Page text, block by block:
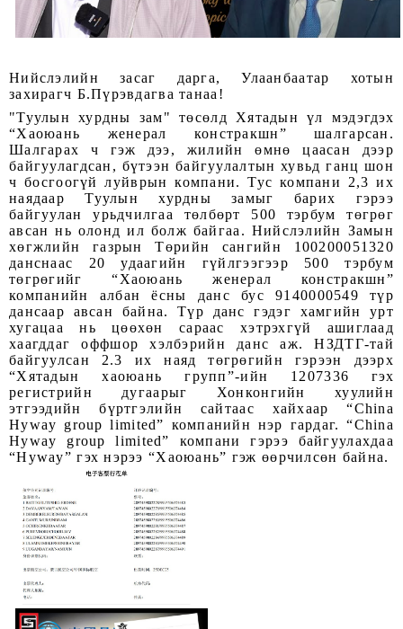
Нийслэлийн засаг дарга, Улаанбаатар хотын
захирагч Б.Пүрэвдагва танаа!
"Туулын хурдны зам" төсөлд Хятадын үл мэдэгдэх
“Хаоюань женерал констракшн” шалгарсан.
Шалгарах ч гэж дээ, жилийн өмнө цаасан дээр
байгуулагдсан, бүтээн байгуулалтын хувьд ганц шон
ч босгоогүй луйврын компани. Тус компани 2,3 их
наядаар Туулын хурдны замыг барих гэрээ
байгуулан урьдчилгаа төлбөрт 500 тэрбум төгрөг
авсан нь олонд ил болж байгаа. Нийслэлийн Замын
хөгжлийн газрын Төрийн сангийн 100200051320
данснаас 20 удаагийн гүйлгээгээр 500 тэрбум
төгрөгийг “Хаоюань женерал констракшн”
компанийн албан ёсны данс бус 9140000549 түр
дансаар авсан байна. Түр данс гэдэг хамгийн урт
хугацаа нь цөөхөн сараас хэтрэхгүй ашиглаад
хаагддаг оффшор хэлбэрийн данс аж. НЗДТГ-тай
байгуулсан 2.3 их наяд төгрөгийн гэрээн дээрх
“Хятадын хаоюань групп”-ийн 1207336 гэх
регистрийн дугаарыг Хонконгийн хуулийн
этгээдийн бүртгэлийн сайтаас хайхаар “Chinа
Hyway group limited” компанийн нэр гардаг. “Chinа
Hyway group limited” компани гэрээ байгуулахдаа
“Hyway” гэх нэрээ “Хаоюань” гэж өөрчилсөн байна.